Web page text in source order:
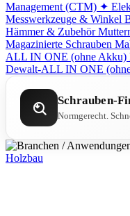
Management (CTM) ✦
Messwerkzeuge & Winkel
Hämmer & Zubehör
Magazinierte Schrauben
ALL IN ONE (ohne Akku)
Dewalt-ALL IN ONE
Schrauben-
Normgerecht.
Holzbau